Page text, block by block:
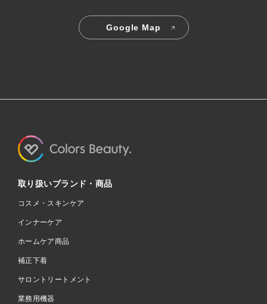
Google Map
取り扱いブランド・商品
コスメ・スキンケア
インナーケア
ホームケア商品
補正下着
サロントリートメント
業務用機器